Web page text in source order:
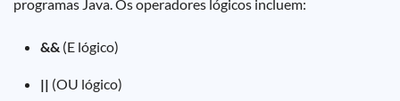
programas Java. Os operadores lógicos incluem:
&& (E lógico)
|| (OU lógico)